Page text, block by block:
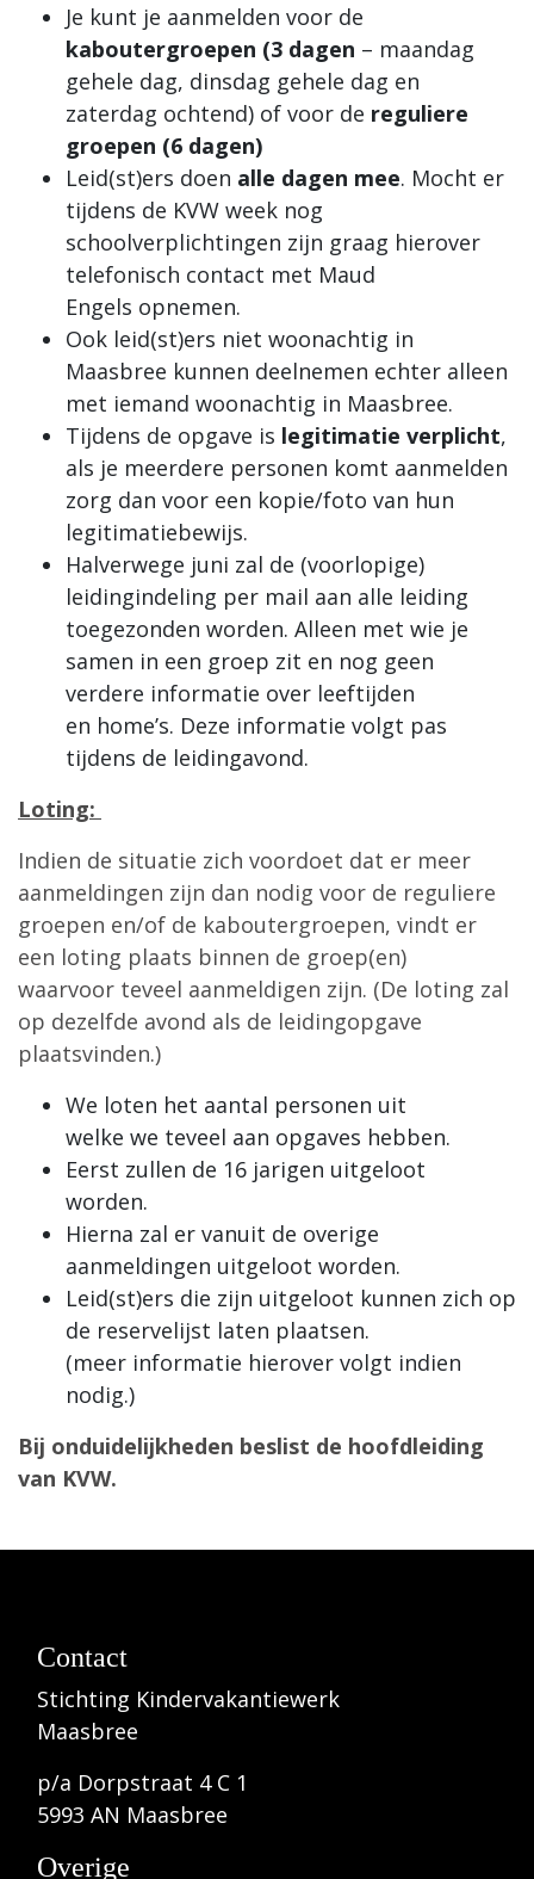
Je kunt je aanmelden voor de
kaboutergroepen (3 dagen – maandag
gehele dag, dinsdag gehele dag en
zaterdag ochtend) of voor de reguliere
groepen (6 dagen)
Leid(st)ers doen alle dagen mee. Mocht er
tijdens de KVW week nog
schoolverplichtingen zijn graag hierover
telefonisch contact met Maud
Engels opnemen.
Ook leid(st)ers niet woonachtig in
Maasbree kunnen deelnemen echter alleen
met iemand woonachtig in Maasbree.
Tijdens de opgave is legitimatie verplicht,
als je meerdere personen komt aanmelden
zorg dan voor een kopie/foto van hun
legitimatiebewijs.
Halverwege juni zal de (voorlopige)
leidingindeling per mail aan alle leiding
toegezonden worden. Alleen met wie je
samen in een groep zit en nog geen
verdere informatie over leeftijden
en home’s. Deze informatie volgt pas
tijdens de leidingavond.
Loting:
Indien de situatie zich voordoet dat er meer
aanmeldingen zijn dan nodig voor de reguliere
groepen en/of de kaboutergroepen, vindt er
een loting plaats binnen de groep(en)
waarvoor teveel aanmeldigen zijn. (De loting zal
op dezelfde avond als de leidingopgave
plaatsvinden.)
We loten het aantal personen uit
welke we teveel aan opgaves hebben.
Eerst zullen de 16 jarigen uitgeloot
worden.
Hierna zal er vanuit de overige
aanmeldingen uitgeloot worden.
Leid(st)ers die zijn uitgeloot kunnen zich op
de reservelijst laten plaatsen.
(meer informatie hierover volgt indien
nodig.)
Bij onduidelijkheden beslist de hoofdleiding
van KVW.
Contact
Stichting Kindervakantiewerk
Maasbree
p/a Dorpstraat 4 C 1
5993 AN Maasbree
Overige